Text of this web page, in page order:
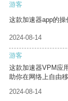
游客
这款加速器app的操
2024-08-14
游客
这款加速器VPM应
助你在网络上自由移
2024-08-14